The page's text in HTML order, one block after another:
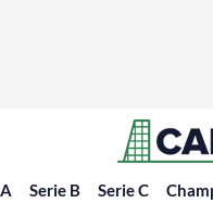
Serie B Serie C